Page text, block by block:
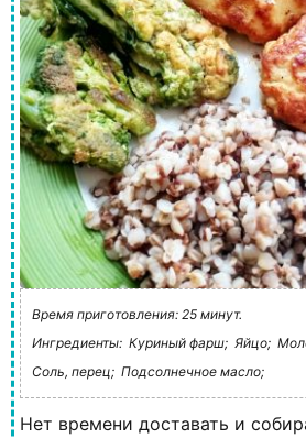
Время приготовления: 25 минут.
Ингредиенты: Куриный фарш; Яйцо;
Соль, перец; Подсолнечное масло;
Нет времени доставать и